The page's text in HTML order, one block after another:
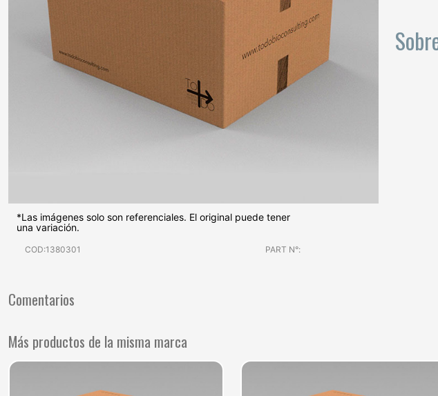
*Las imágenes solo son referenciales. El original puede tener
una variación.
COD:1380301 PART N°:
Comentarios
Más productos de la misma marca